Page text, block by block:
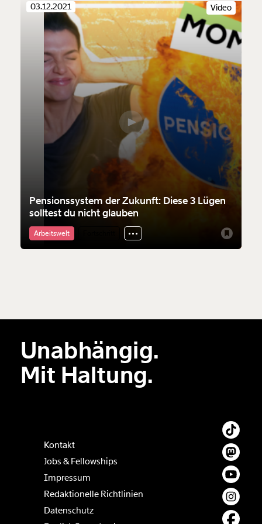
Du erhältst eine E-Mail mit deiner
Geschenkurkunde im PDF-Format, welche Du
ausdrucken oder weiterleiten und verschenken
kannst.
Weiter
1/3
Video
03.12.2021
Pensionssystem der Zukunft: Diese 3 Lügen
solltest du nicht glauben
Arbeitswelt
Unabhängig.
Mit Haltung.
Kontakt
Jobs & Fellowships
Impressum
Redaktionelle Richtlinien
Datenschutz